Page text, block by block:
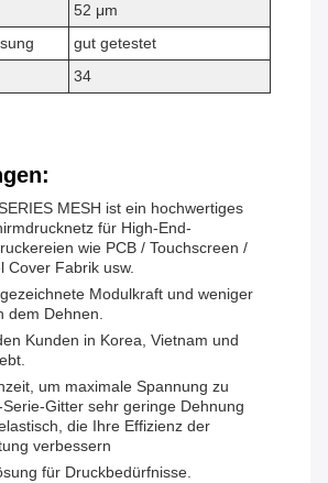
52 μm
gut getestet
34
MESH ist ein hochwertiges
für High-End-
wie PCB / Touchscreen /
Cover Fabrik usw.
Modulkraft und weniger
dem Dehnen.
Kunden in Korea, Vietnam und
um maximale Spannung zu
Gitter sehr geringe Dehnung
die Ihre Effizienz der
verbessern
für Druckbedürfnisse.